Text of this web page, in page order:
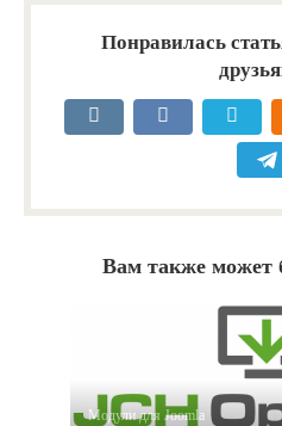
Понравилась
Вам также может
Модули для Joomla